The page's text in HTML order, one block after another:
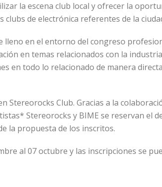
la escena club local y ofrecer la
de electrónica referentes de la
en el entorno del congreso
en temas relacionados con la
en todo lo relacionado de manera
Stereorocks Club. Gracias a la
Stereorocks y BIME se reservan el
la propuesta de los inscritos.
al 07 octubre y las inscripciones se